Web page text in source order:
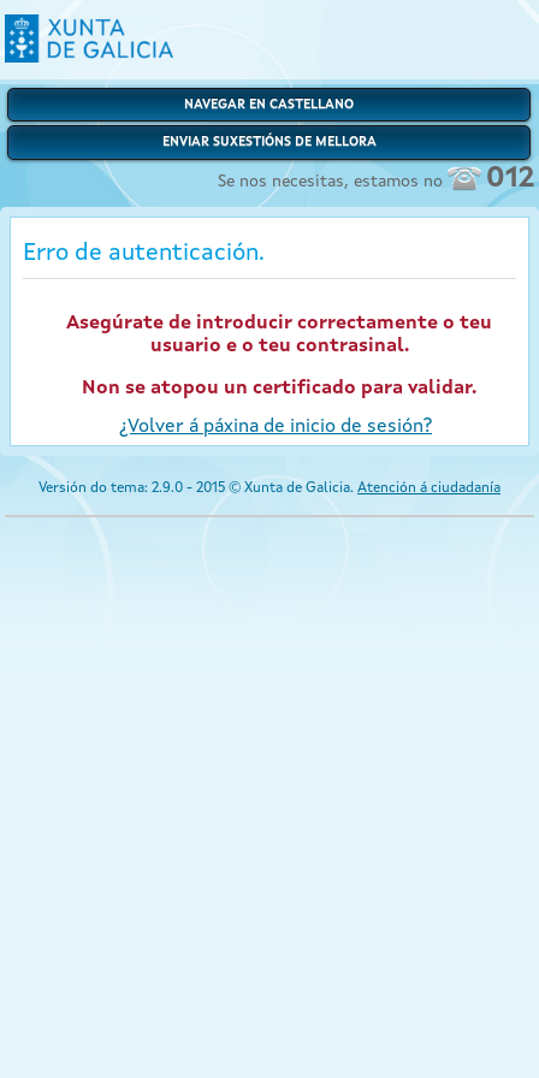
NAVEGAR EN CASTELLANO
ENVIAR SUXESTIÓNS DE MELLORA
Se nos necesitas, estamos no 012
Erro de autenticación.
Asegúrate de introducir correctamente o teu
usuario e o teu contrasinal.
Non se atopou un certificado para validar.
¿Volver á páxina de inicio de sesión?
Versión do tema: 2.9.0 - 2015 © Xunta de Galicia. Atención á ciudadanía